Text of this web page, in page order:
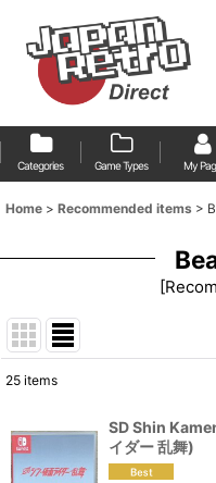
Categories Game Types My
Home > Recommended items >
[
Sort by
25 items
SD Shin
イダー 乱舞)